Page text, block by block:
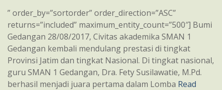
” order_by=”sortorder” order_direction=”ASC”
returns=”included” maximum_entity_count=”500″] Bumi
Gedangan 28/08/2017, Civitas akademika SMAN 1
Gedangan kembali mendulang prestasi di tingkat
Provinsi Jatim dan tingkat Nasional. Di tingkat nasional,
guru SMAN 1 Gedangan, Dra. Fety Susilawatie, M.Pd.
berhasil menjadi juara pertama dalam Lomba Read